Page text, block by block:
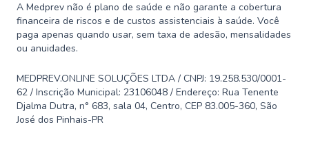
A Medprev não é plano de saúde e não garante a cobertura
financeira de riscos e de custos assistenciais à saúde. Você
paga apenas quando usar, sem taxa de adesão, mensalidades
ou anuidades.
MEDPREV.ONLINE SOLUÇÕES LTDA / CNPJ: 19.258.530/0001-
62 / Inscrição Municipal: 23106048 / Endereço: Rua Tenente
Djalma Dutra, n° 683, sala 04, Centro, CEP 83.005-360, São
José dos Pinhais-PR